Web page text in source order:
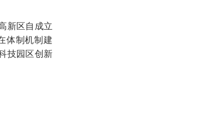
新区自成立
体制机制建
技园区创新